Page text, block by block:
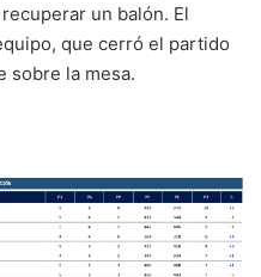
un balón. El
que cerró el partido
sobre la mesa.